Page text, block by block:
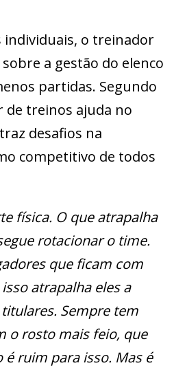
individuais, o treinador
a gestão do elenco
partidas. Segundo
de treinos ajuda no
desafios na
competitivo de todos
física. O que atrapalha
rotacionar o time.
que ficam com
atrapalha eles a
Sempre tem
o rosto mais feio, que
ruim para isso. Mas é